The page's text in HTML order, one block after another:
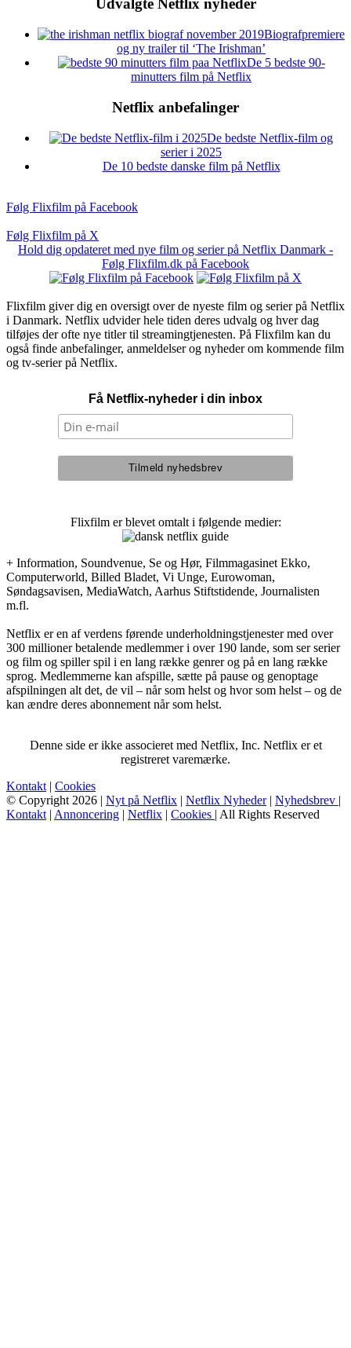
Udvalgte Netflix nyheder
Biografpremiere
og ny trailer til ‘The Irishman’
De 5 bedste 90-
minutters film på Netflix
Netflix anbefalinger
De bedste Netflix-film og
serier i 2025
De 10 bedste danske film på Netflix
Følg Flixfilm på Facebook
Følg Flixfilm på X
Hold dig opdateret med nye film og serier på Netflix Danmark -
Følg Flixfilm.dk på Facebook
Flixfilm giver dig en oversigt over de nyeste film og serier på Netflix
i Danmark. Netflix udvider hele tiden deres udvalg og hver dag
tilføjes der ofte nye titler til streamingtjenesten. På Flixfilm kan du
også finde anbefalinger, anmeldelser og nyheder om kommende film
og tv-serier på Netflix.
Få Netflix-nyheder i din inbox
Flixfilm er blevet omtalt i følgende medier:
+ Information, Soundvenue, Se og Hør, Filmmagasinet Ekko,
Computerworld, Billed Bladet, Vi Unge, Eurowoman,
Søndagsavisen, MediaWatch, Aarhus Stiftstidende, Journalisten
m.fl.
Netflix er en af verdens førende underholdningstjenester med over
300 millioner betalende medlemmer i over 190 lande, som ser serier
og film og spiller spil i en lang række genrer og på en lang række
sprog. Medlemmerne kan afspille, sætte på pause og genoptage
afspilningen alt det, de vil – når som helst og hvor som helst – og de
kan ændre deres abonnement når som helst.
Denne side er ikke associeret med Netflix, Inc. Netflix er et
registreret varemærke.
Kontakt | Cookies
© Copyright 2026 | Nyt på Netflix | Netflix Nyheder| Nyhedsbrev |
Kontakt | Annoncering | Netflix | Cookies | All Rights Reserved